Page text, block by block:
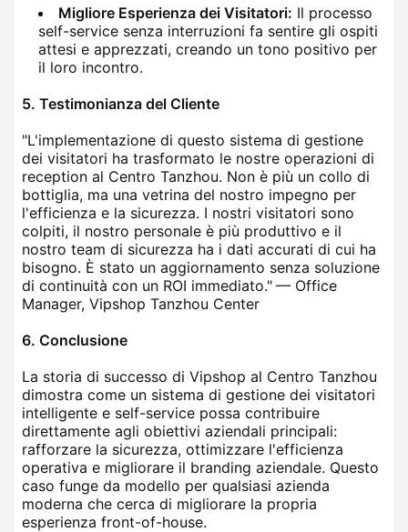
Migliore Esperienza dei Visitatori: Il processo
self-service senza interruzioni fa sentire gli ospiti
attesi e apprezzati, creando un tono positivo per
il loro incontro.
5. Testimonianza del Cliente
"L'implementazione di questo sistema di gestione
dei visitatori ha trasformato le nostre operazioni di
reception al Centro Tanzhou. Non è più un collo di
bottiglia, ma una vetrina del nostro impegno per
l'efficienza e la sicurezza. I nostri visitatori sono
colpiti, il nostro personale è più produttivo e il
nostro team di sicurezza ha i dati accurati di cui ha
bisogno. È stato un aggiornamento senza soluzione
di continuità con un ROI immediato." — Office
Manager, Vipshop Tanzhou Center
6. Conclusione
La storia di successo di Vipshop al Centro Tanzhou
dimostra come un sistema di gestione dei visitatori
intelligente e self-service possa contribuire
direttamente agli obiettivi aziendali principali:
rafforzare la sicurezza, ottimizzare l'efficienza
operativa e migliorare il branding aziendale. Questo
caso funge da modello per qualsiasi azienda
moderna che cerca di migliorare la propria
esperienza front-of-house.